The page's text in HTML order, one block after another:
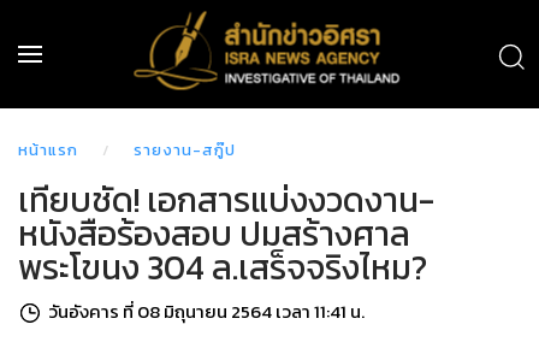
หน้าแรก รายงาน-สกู๊ป
เทียบชัด! เอกสารแบ่งงวดงาน-
หนังสือร้องสอบ ปมสร้างศาล
พระโขนง 304 ล.เสร็จจริงไหม?
วันอังคาร ที่ 08 มิถุนายน 2564 เวลา 11:41 น.